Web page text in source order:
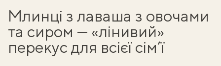
Млинці з лаваша з овочами
та сиром — «лінивий»
перекус для всієї сім’ї